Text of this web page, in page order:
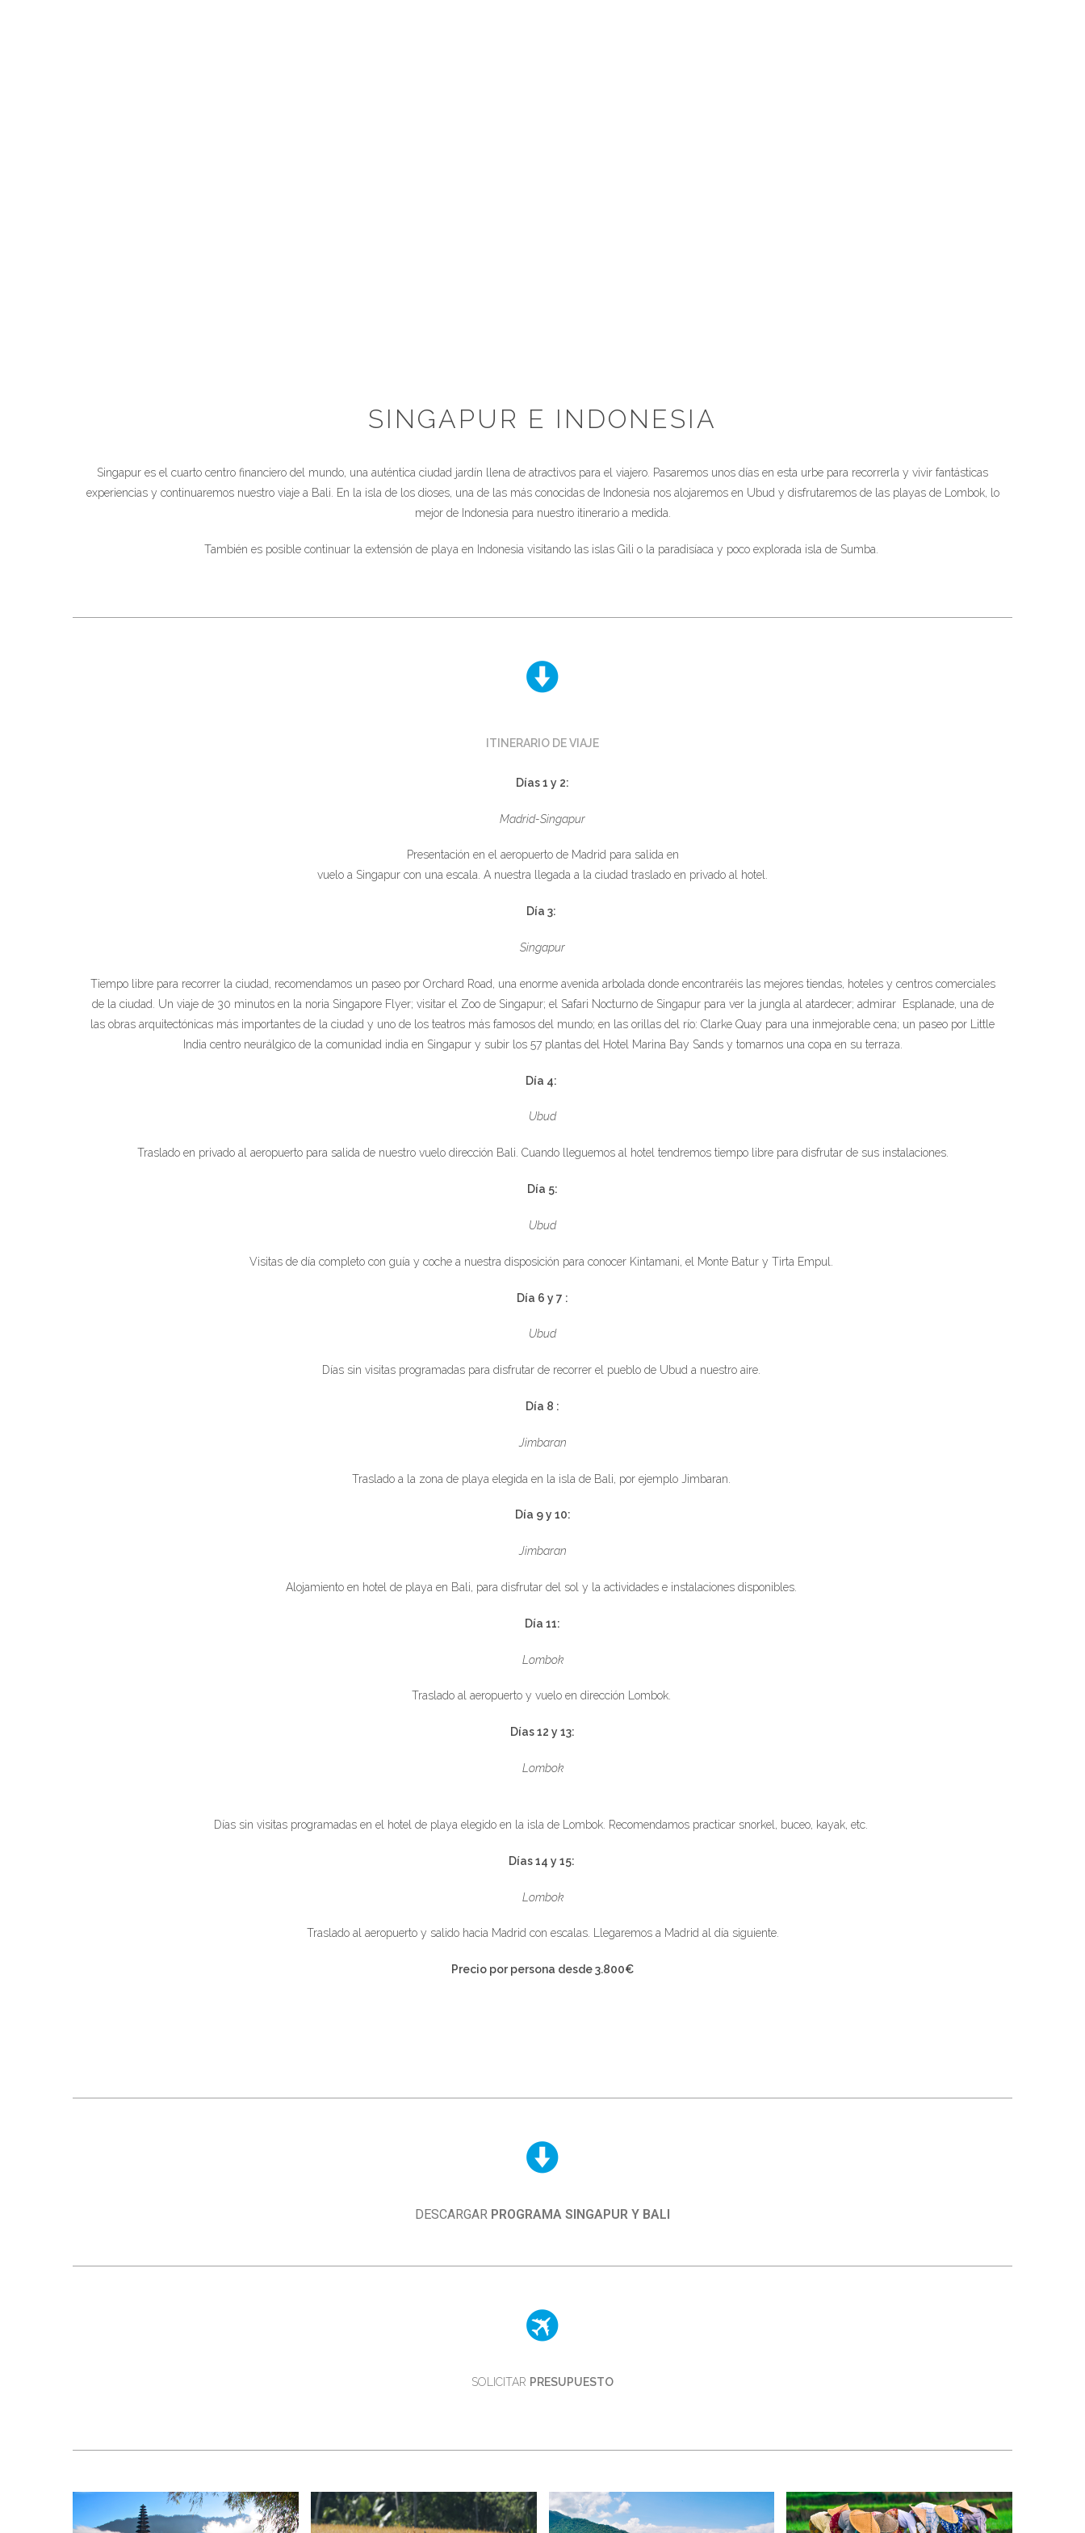
SINGAPUR E INDONESIA
Singapur es el cuarto centro financiero del mundo, una auténtica ciudad jardín llena de atractivos para el viajero. Pasaremos unos días en esta urbe para recorrerla y vivir fantásticas
experiencias y continuaremos nuestro viaje a Bali. En la isla de los dioses, una de las más conocidas de Indonesia nos alojaremos en Ubud y disfrutaremos de las playas de Lombok, lo
mejor de Indonesia para nuestro itinerario a medida.
También es posible continuar la extensión de playa en Indonesia visitando las islas Gili o la paradisíaca y poco explorada isla de Sumba.
ITINERARIO DE VIAJE
Días 1 y 2:
Madrid-Singapur
Presentación en el aeropuerto de Madrid para salida en
vuelo a Singapur con una escala. A nuestra llegada a la ciudad traslado en privado al hotel.
Día 3:
Singapur
Tiempo libre para recorrer la ciudad, recomendamos un paseo por Orchard Road, una enorme avenida arbolada donde encontraréis las mejores tiendas, hoteles y centros comerciales
de la ciudad. Un viaje de 30 minutos en la noria Singapore Flyer; visitar el Zoo de Singapur; el Safari Nocturno de Singapur para ver la jungla al atardecer; admirar Esplanade, una de
las obras arquitectónicas más importantes de la ciudad y uno de los teatros más famosos del mundo; en las orillas del río: Clarke Quay para una inmejorable cena; un paseo por Little
India centro neurálgico de la comunidad india en Singapur y subir los 57 plantas del Hotel Marina Bay Sands y tomarnos una copa en su terraza.
Día 4:
Ubud
Traslado en privado al aeropuerto para salida de nuestro vuelo dirección Bali. Cuando lleguemos al hotel tendremos tiempo libre para disfrutar de sus instalaciones.
Día 5:
Ubud
Visitas de día completo con guía y coche a nuestra disposición para conocer Kintamani, el Monte Batur y Tirta Empul.
Día 6 y 7 :
Ubud
Días sin visitas programadas para disfrutar de recorrer el pueblo de Ubud a nuestro aire.
Día 8 :
Jimbaran
Traslado a la zona de playa elegida en la isla de Bali, por ejemplo Jimbaran.
Día 9 y 10:
Jimbaran
Alojamiento en hotel de playa en Bali, para disfrutar del sol y la actividades e instalaciones disponibles.
Día 11:
Lombok
Traslado al aeropuerto y vuelo en dirección Lombok.
Días 12 y 13:
Lombok
Días sin visitas programadas en el hotel de playa elegido en la isla de Lombok. Recomendamos practicar snorkel, buceo, kayak, etc.
Días 14 y 15:
Lombok
Traslado al aeropuerto y salido hacia Madrid con escalas. Llegaremos a Madrid al día siguiente.
Precio por persona desde 3.800€
DESCARGAR PROGRAMA SINGAPUR Y BALI
SOLICITAR PRESUPUESTO